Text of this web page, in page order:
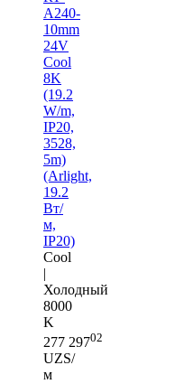
A240-
10mm
24V
Cool
8K
(19.2
W/m,
IP20,
3528,
5m)
(Arlight,
19.2
Вт/
м,
IP20)
Cool
|
Холодный
8000
K
277 29702
UZS/
м